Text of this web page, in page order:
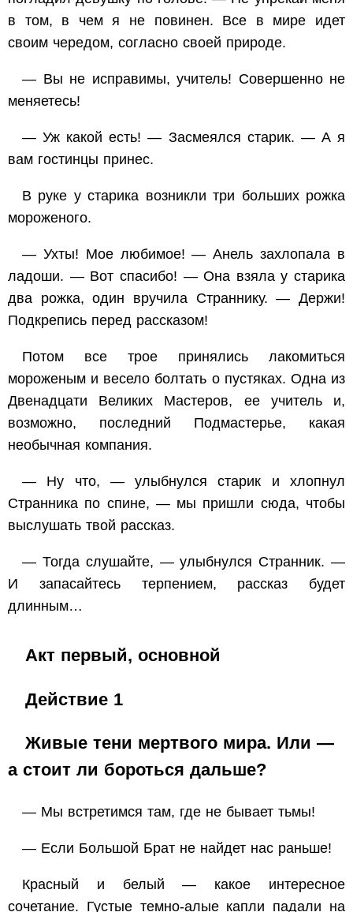
в том, в чем я не повинен. Все в мире идет
своим чередом, согласно своей природе.
— Вы не исправимы, учитель! Совершенно не
меняетесь!
— Уж какой есть! — Засмеялся старик. — А я
вам гостинцы принес.
В руке у старика возникли три больших рожка
мороженого.
— Ухты! Мое любимое! — Анель захлопала в
ладоши. — Вот спасибо! — Она взяла у старика
два рожка, один вручила Страннику. — Держи!
Подкрепись перед рассказом!
Потом все трое принялись лакомиться
мороженым и весело болтать о пустяках. Одна из
Двенадцати Великих Мастеров, ее учитель и,
возможно, последний Подмастерье, какая
необычная компания.
— Ну что, — улыбнулся старик и хлопнул
Странника по спине, — мы пришли сюда, чтобы
выслушать твой рассказ.
— Тогда слушайте, — улыбнулся Странник. —
И запасайтесь терпением, рассказ будет
длинным…
Акт первый, основной
Действие 1
Живые тени мертвого мира. Или —
а стоит ли бороться дальше?
— Мы встретимся там, где не бывает тьмы!
— Если Большой Брат не найдет нас раньше!
Красный и белый — какое интересное
сочетание. Густые темно-алые капли падали на